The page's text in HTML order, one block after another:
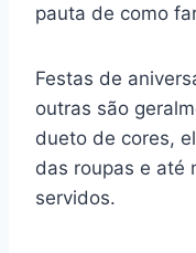
pauta de como
Festas de
outras são
dueto de cores,
das roupas e até
servidos.